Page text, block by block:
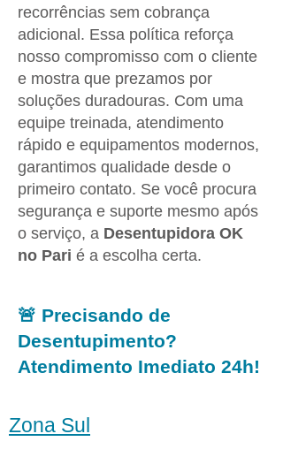
recorrências sem cobrança
adicional. Essa política reforça
nosso compromisso com o cliente
e mostra que prezamos por
soluções duradouras. Com uma
equipe treinada, atendimento
rápido e equipamentos modernos,
garantimos qualidade desde o
primeiro contato. Se você procura
segurança e suporte mesmo após
o serviço, a Desentupidora OK
no Pari é a escolha certa.
🚨 Precisando de
Desentupimento?
Atendimento Imediato 24h!
Zona Sul